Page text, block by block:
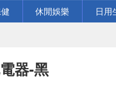
休閒娛樂 日用
器-黑